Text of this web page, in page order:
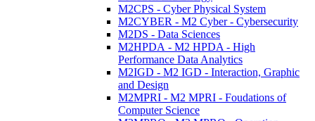
M2CPS - Cyber Physical System
M2CYBER - M2 Cyber - Cybersecurity
M2DS - Data Sciences
M2HPDA - M2 HPDA - High
Performance Data Analytics
M2IGD - M2 IGD - Interaction, Graphic
and Design
M2MPRI - M2 MPRI - Foudations of
Computer Science